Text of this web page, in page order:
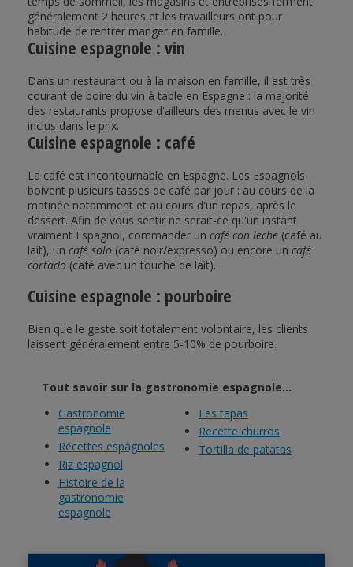
généralement 2 heures et les travailleurs ont pour
habitude de rentrer manger en famille.
Cuisine espagnole : vin
Dans un restaurant ou à la maison en famille, il est très
courant de boire du vin à table en Espagne : la majorité
des restaurants propose d'ailleurs des menus avec le vin
inclus dans le prix.
Cuisine espagnole : café
La café est incontournable en Espagne. Les Espagnols
boivent plusieurs tasses de café par jour : au cours de la
matinée notamment et au cours d'un repas, après le
dessert. Afin de vous sentir ne serait-ce qu'un instant
vraiment Espagnol, commander un café con leche(café au
lait), un café solo (café noir/expresso) ou encore un café
cortado (café avec un touche de lait).
Cuisine espagnole : pourboire
Bien que le geste soit totalement volontaire, les clients
laissent généralement entre 5-10% de pourboire.
Tout savoir sur la gastronomie espagnole...
Gastronomie
espagnole
Recettes espagnoles
Riz espagnol
Histoire de la
gastronomie
espagnole
Les tapas
Recette churros
Tortilla de patatas